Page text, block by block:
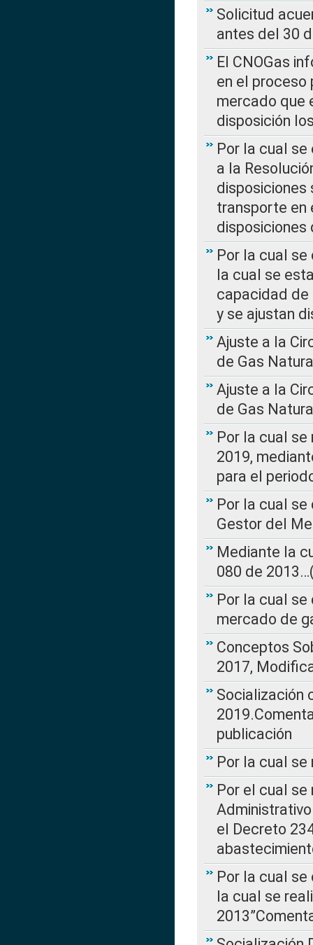
Solicitud
antes del 30
El CNOGas
en el
mercado que
disposición
Por la cual se
a la
disposiciones
transporte en
disposiciones
Por la cual se
la cual se
capacidad de
y se ajustan
Ajuste a la
de Gas
Ajuste a la
de Gas
Por la cual se
2019,
para el
Por la cual
Gestor del
Mediante la
080 de
Por la cual
mercado de
Conceptos
2017,
Socialización
publicación
Por la cual se
Por el cual
el Decreto
Por la cual se
la cual se